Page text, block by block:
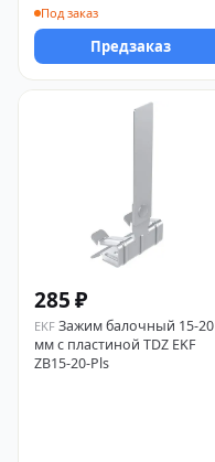
Под заказ
Предзаказ
285 ₽
EKF Зажим балочный 15-20
мм с пластиной TDZ EKF
ZB15-20-Pls